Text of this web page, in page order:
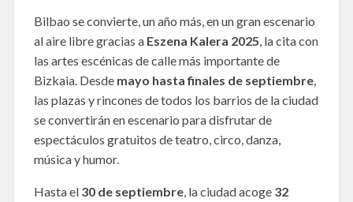
Bilbao se convierte, un año más, en un gran escenario
al aire libre gracias a Eszena Kalera 2025 , la cita con
las artes escénicas de calle más importante de
Bizkaia. Desde mayo hasta finales de septiembre,
las plazas y rincones de todos los barrios de la ciudad
se convertirán en escenario para disfrutar de
espectáculos gratuitos de teatro, circo, danza,
música y humor.
Hasta el 30 de septiembre, la ciudad acoge 32